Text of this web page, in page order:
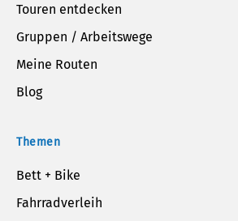
Touren entdecken
Gruppen / Arbeitswege
Meine Routen
Blog
Themen
Bett + Bike
Fahrradverleih